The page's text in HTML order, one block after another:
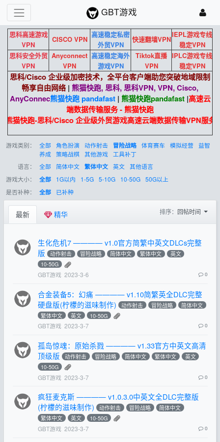
GBT游戏
思科高速游戏
VPN
CISCO VPN
高速稳定私密
外贸VPN
快速翻墙VPN
IEPL游戏专线
稳定VPN
思科安全外贸
VPN
Anyconnect
VPN
高速稳定海外
游戏VPN
Tiktok直播
VPN
IPLC游戏专线
稳定VPN
思科/Cisco 企业级加密技术，全平台客户端助您突破地域限制
畅享自由网络 | 熊猫快跑, 思科, 思科VPN, VPN, Cisco,
AnyConnec熊猫快跑 pandafast| 熊猫快跑pandafast|高速云
端数据传输服务 - 熊猫快跑
熊猫快跑-思科/Cisco 企业级外贸游戏高速云端数据传输VPN服务。
游戏类别： 全部 角色扮演 动作射击 冒险战略 体育赛车 模拟经营 益智
养成 策略战棋 其他游戏
工具补丁
语言：
全部 简体中文 繁体中文 英文 其他语言
游戏大小：
全部 1G以内 1-5G 5-10G 10-50G 50G以上
是否补种：
全部 已补种
最新 精华 排序： 回帖时间
生化危机7 ———— v1.0官方简繁中英文DLCs完整
版
动作射击 冒险战略 简体中文 繁体中文
英文
10-50G
GBT游戏 2023-3-6 0
合金装备5：幻痛 ———— v1.10简繁英全DLC完整
硬盘版(柠檬的滋味制作)
动作射击 冒险战略
简体中文
繁体中文
英文 10-50G
GBT游戏 2023-3-7 0
孤岛惊魂：原始杀戮 ———— v1.33官方中英文高清
顶级版
动作射击 冒险战略 简体中文 繁体中文
英文
10-50G
GBT游戏 2023-3-7 0
疯狂麦克斯 ———— v1.0.3.0中英文全DLC完整版
(柠檬的滋味制作)
动作射击 冒险战略
简体中文
繁体中文
英文 10-50G
GBT游戏 2023-3-7 0